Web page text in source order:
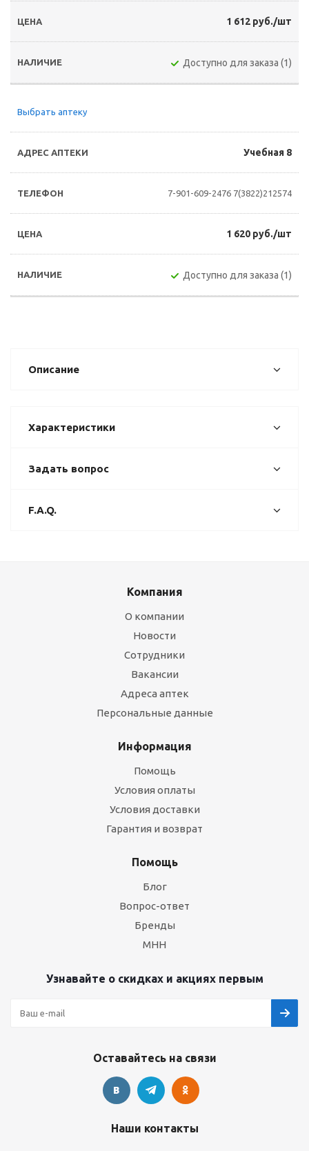
1 612 руб./шт
Доступно для заказа (1)
Выбрать аптеку
Учебная 8
7-901-609-2476 7(3822)212574
1 620 руб./шт
Доступно для заказа (1)
Описание
Характеристики
Задать вопрос
F.A.Q.
Компания
О компании
Новости
Сотрудники
Вакансии
Адреса аптек
Персональные данные
Информация
Помощь
Условия оплаты
Условия доставки
Гарантия и возврат
Помощь
Блог
Вопрос-ответ
Бренды
МНН
Узнавайте о скидках и акциях первым
Оставайтесь на связи
Наши контакты